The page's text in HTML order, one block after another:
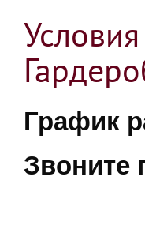
График
Звоните